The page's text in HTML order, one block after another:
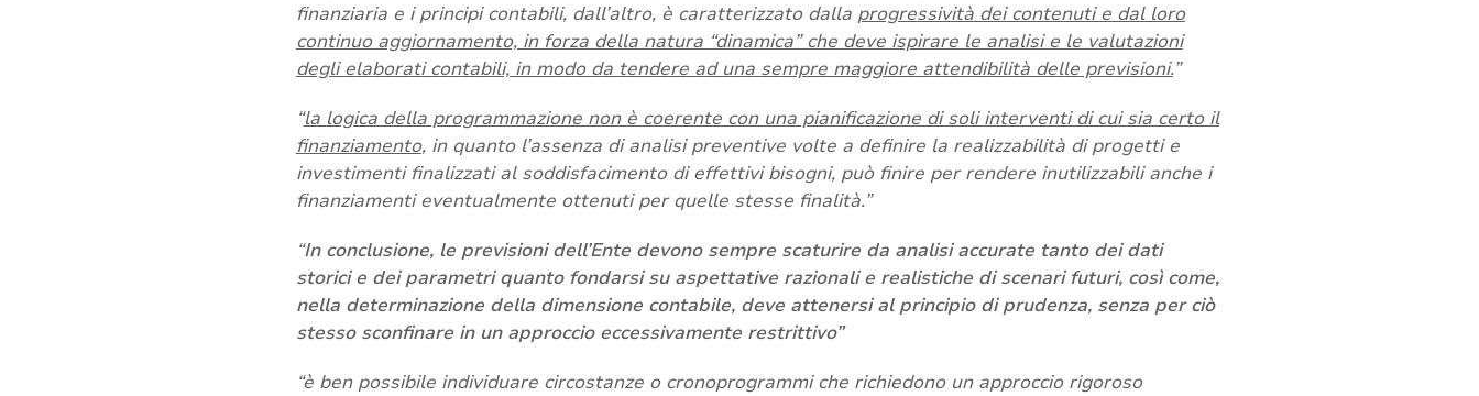
finanziaria e i principi contabili, dall’altro, è caratterizzato dalla progressività dei contenuti e dal loro
continuo aggiornamento, in forza della natura “dinamica” che deve ispirare le analisi e le valutazioni
degli elaborati contabili, in modo da tendere ad una sempre maggiore attendibilità delle previsioni.”
“la logica della programmazione non è coerente con una pianificazione di soli interventi di cui sia certo il
finanziamento, in quanto l’assenza di analisi preventive volte a definire la realizzabilità di progetti e
investimenti finalizzati al soddisfacimento di effettivi bisogni, può finire per rendere inutilizzabili anche i
finanziamenti eventualmente ottenuti per quelle stesse finalità.”
“In conclusione, le previsioni dell’Ente devono sempre scaturire da analisi accurate tanto dei dati
storici e dei parametri quanto fondarsi su aspettative razionali e realistiche di scenari futuri, così come,
nella determinazione della dimensione contabile, deve attenersi al principio di prudenza, senza per ciò
stesso sconfinare in un approccio eccessivamente restrittivo”
“è ben possibile individuare circostanze o cronoprogrammi che richiedono un approccio rigoroso